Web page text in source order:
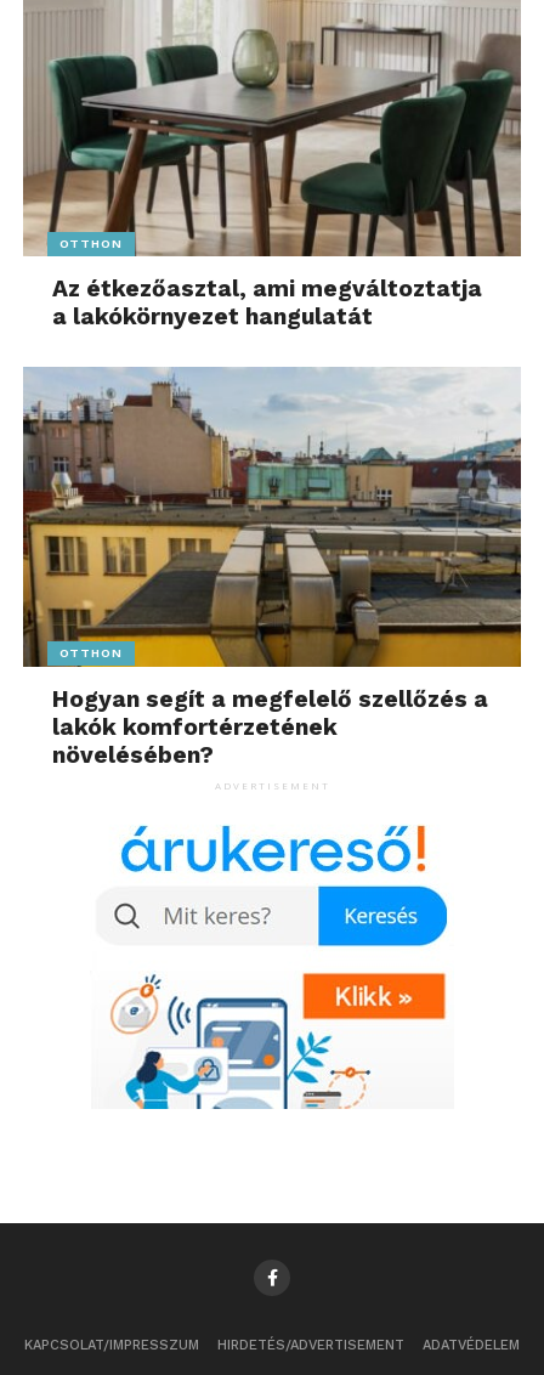
OTTHON
Az étkezőasztal, ami megváltoztatja
a lakókörnyezet hangulatát
OTTHON
Hogyan segít a megfelelő szellőzés a
lakók komfortérzetének
növelésében?
ADVERTISEMENT
KAPCSOLAT/IMPRESSZUM HIRDETÉS/ADVERTISEMENT ADATVÉDELEM